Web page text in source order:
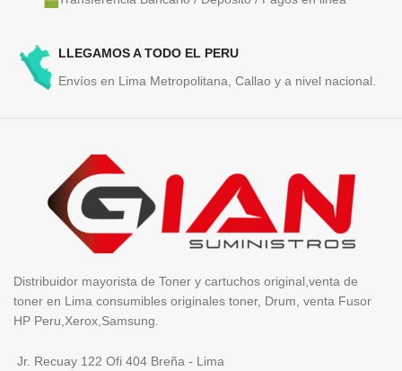
LLEGAMOS A TODO EL PERU
Envíos en Lima Metropolitana, Callao y a nivel nacional.
Distribuidor mayorista de Toner y cartuchos original,venta de
toner en Lima consumibles originales toner, Drum, venta Fusor
HP Peru,Xerox,Samsung.
Jr. Recuay 122 Ofi 404 Breña - Lima